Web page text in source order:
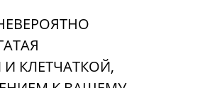
КЛЕТЧАТКОЙ,